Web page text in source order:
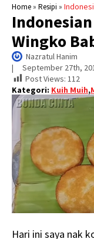
Home» Resipi »
Wingko
Nazratul Hanim
| September 27th,
Post Views: 112
Kategori: Kuih Muih,
Hari ini saya nak